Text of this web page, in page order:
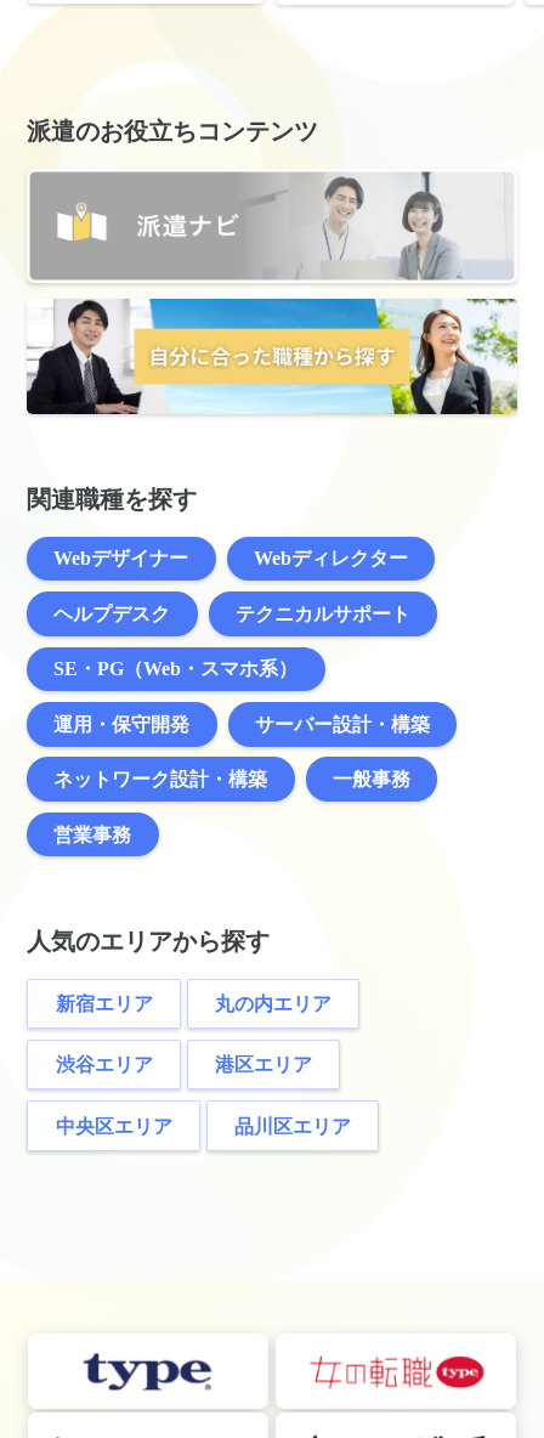
派遣のお役立ちコンテンツ
関連職種を探す
Webデザイナー Webディレクター
ヘルプデスク テクニカルサポート
SE・PG（Web・スマホ系）
運用・保守開発 サーバー設計・構築
ネットワーク設計・構築 一般事務
営業事務
人気のエリアから探す
新宿エリア 丸の内エリア
渋谷エリア 港区エリア
中央区エリア 品川区エリア